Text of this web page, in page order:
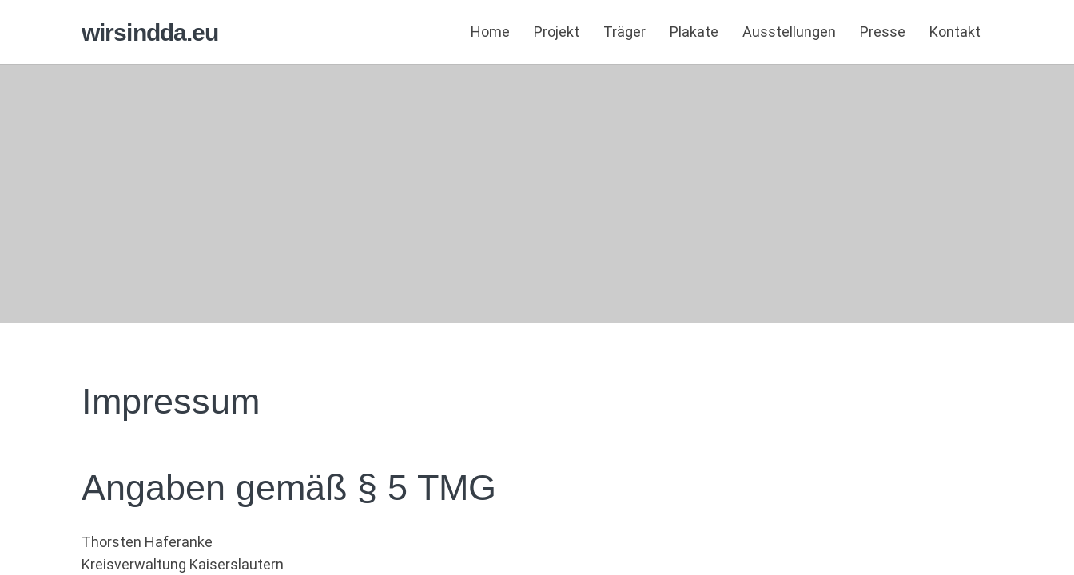
wirsindda.eu Home Projekt Träger Plakate Ausstellungen Presse Kontakt
Impressum
Angaben gemäß § 5 TMG
Thorsten Haferanke
Kreisverwaltung Kaiserslautern